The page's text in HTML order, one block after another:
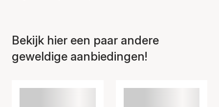
Bekijk hier een paar andere
geweldige aanbiedingen!